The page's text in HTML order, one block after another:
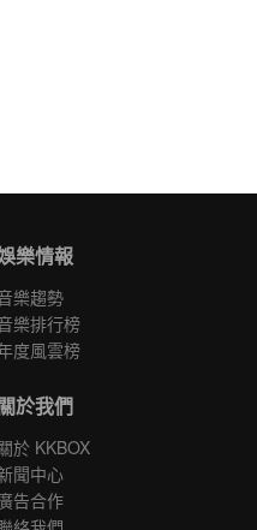
樂情報
樂趨勢
樂排行榜
度風雲榜
於我們
於 KKBOX
聞中心
告合作